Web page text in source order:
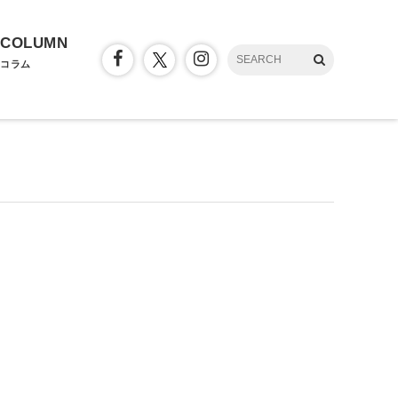
COLUMN
コラム